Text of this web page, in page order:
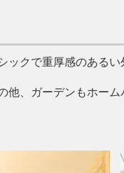
クで重厚感のあるい
、ガーデンもホーム